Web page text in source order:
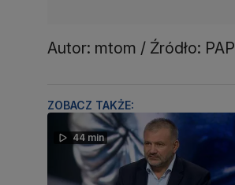
Autor: mtom / Źródło: PAP
ZOBACZ TAKŻE:
44 min